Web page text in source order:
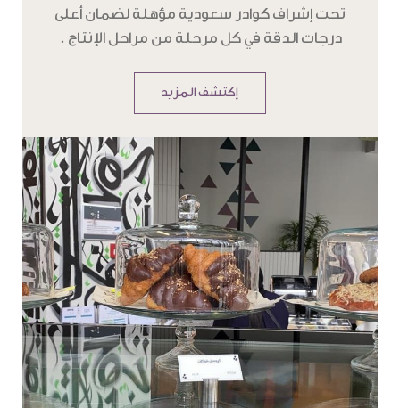
تحت إشراف كوادر سعودية مؤهلة لضمان أعلى
درجات الدقة في كل مرحلة من مراحل الإنتاج .
إكتشف المزيد